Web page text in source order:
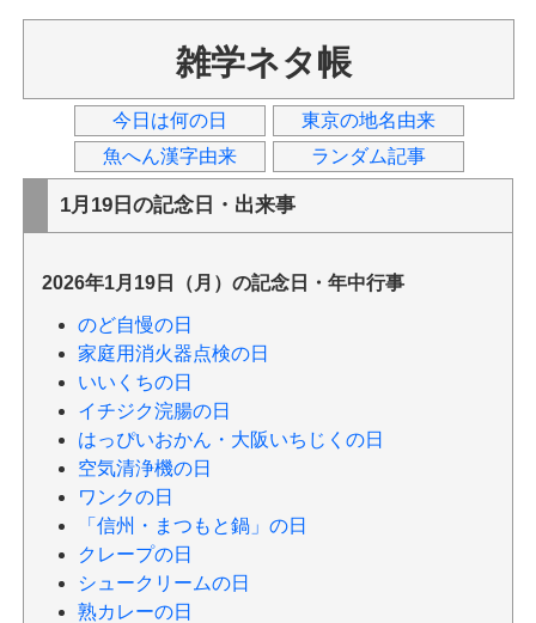
雑学ネタ帳
今日は何の日
東京の地名由来
魚へん漢字由来
ランダム記事
1月19日の記念日・出来事
2026年1月19日（月）の記念日・年中行事
のど自慢の日
家庭用消火器点検の日
いいくちの日
イチジク浣腸の日
はっぴいおかん・大阪いちじくの日
空気清浄機の日
ワンクの日
「信州・まつもと鍋」の日
クレープの日
シュークリームの日
熟カレーの日